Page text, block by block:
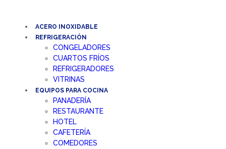
ACERO INOXIDABLE
REFRIGERACIÓN
CONGELADORES
CUARTOS FRÍOS
REFRIGERADORES
VITRINAS
EQUIPOS PARA COCINA
PANADERÍA
RESTAURANTE
HOTEL
CAFETERÍA
COMEDORES